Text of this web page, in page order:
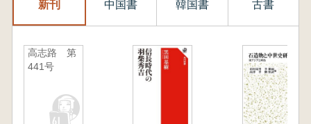
新刊 中国書 韓国書 古書
高志路 第
441号